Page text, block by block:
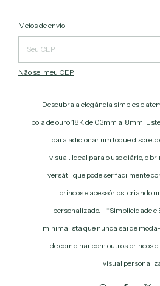
Entregas para o CEP:
Meios de envio
Não sei meu CEP
Descubra a elegância simples e
bola de ouro 18K de 03mm a 8mm.
para adicionar um toque discreto
visual. Ideal para o uso diário, o
versátil que pode ser facilmente
brincos e acessórios, criando
personalizado. - *Simplicidade e
minimalista que nunca sai de
de combinar com outros brincos
visual